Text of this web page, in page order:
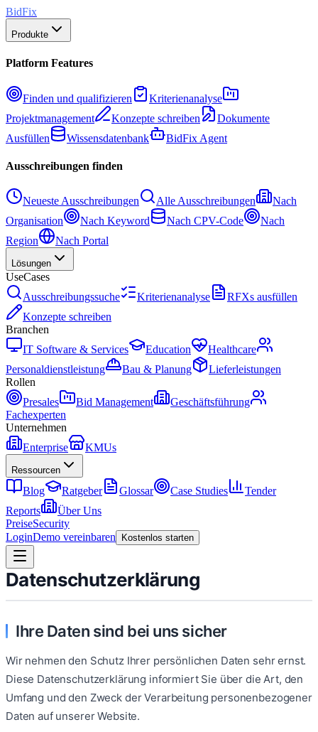
BidFix
Produkte
Platform Features
Finden und qualifizieren
Kriterienanalyse
Projektmanagement
Konzepte schreiben
Dokumente
Ausfüllen
Wissensdatenbank BidFix Agent
Ausschreibungen finden
Neueste Ausschreibungen Alle Ausschreibungen
Nach
Organisation
Nach Keyword Nach CPV-Code
Nach
Region
Nach Portal
Lösungen
UseCases
Ausschreibungssuche
Kriterienanalyse
RFXs ausfüllen
Konzepte schreiben
Branchen
IT Software & Services
Education
Healthcare
Personaldienstleistung
Bau & Planung
Lieferleistungen
Rollen
Presales
Bid Management
Geschäftsführung
Fachexperten
Unternehmen
Enterprise
KMUs
Ressourcen
Blog Ratgeber Glossar Case Studies
Tender
Reports
Über Uns
PreiseSecurity
LoginDemo vereinbaren Kostenlos starten
Datenschutzerklärung
Ihre Daten sind bei uns sicher
Wir nehmen den Schutz Ihrer persönlichen Daten sehr ernst.
Diese Datenschutzerklärung informiert Sie über die Art, den
Umfang und den Zweck der Verarbeitung personenbezogener
Daten auf unserer Website.